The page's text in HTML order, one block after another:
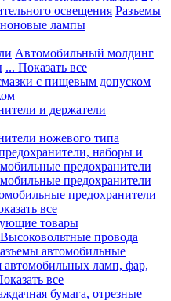
освещения Разъемы
лампы
Автомобильный молдинг
... Показать все
с пищевым допуском
и держатели
ножевого типа
наборы и
предохранители
предохранители
предохранители
все
товары
Высоковольтные провода
автомобильные
автомобильных ламп, фар,
все
бумага, отрезные